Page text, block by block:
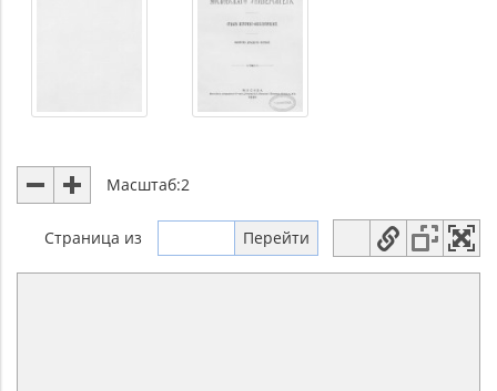
Масштаб:2
Страница из